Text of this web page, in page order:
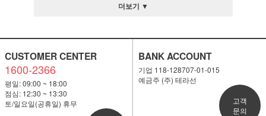
더보기 ▼
CUSTOMER CENTER
1600-2366
평일: 09:00 ~ 18:00
점심: 12:30 ~ 13:30
토/일요일(공휴일) 휴무
BANK ACCOUNT
기업 118-128707-01-015
예금주 (주) 테라선
고객
문의